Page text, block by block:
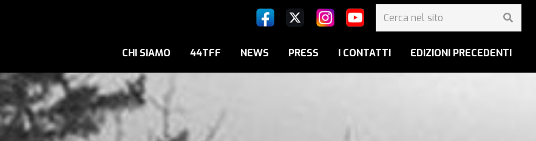
CHI SIAMO 44TFF NEWS PRESS I CONTATTI EDIZIONI PRECEDENTI